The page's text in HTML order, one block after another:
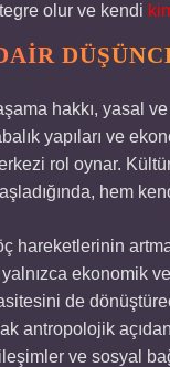
olur ve kendi
hakkı, yasal
yapıları ve
rol oynar.
hem
hareketlerinin
ekonomik
de
antropolojik
ve sosyal